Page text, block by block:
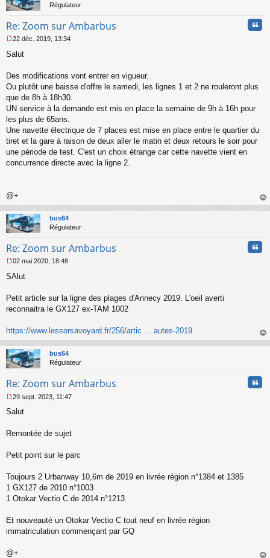
Régulateur
Re: Zoom sur Ambarbus
e
g
e
n
o
u
22 déc. 2019, 13:34
Salut
Des modifications vont entrer en vigueur.
Ou plutôt une baisse d'offre le samedi, les lignes 1 et 2 ne rouleront plus
que de 8h à 18h30.
UN service à la demande est mis en place la semaine de 9h à 16h pour
les plus de 65ans.
Une navette électrique de 7 places est mise en place entre le quartier du
tiret et la gare à raison de deux aller le matin et deux retours le soir pour
une période de test. C'est un choix étrange car cette navette vient en
concurrence directe avec la ligne 2.
@+
au
bus64
Régulateur
Re: Zoom sur Ambarbus
e
s
g
n
o
n
l
u
02 mai 2020, 18:48
SAlut
Petit article sur la ligne des plages d'Annecy 2019. L'oeil averti
reconnaitra le GX127 ex-TAM 1002
https://www.lessorsavoyard.fr/256/artic ... autes-2019
au
bus64
Régulateur
Re: Zoom sur Ambarbus
e
s
e
o
n
u
29 sept. 2023, 11:47
Salut
Remontée de sujet
Petit point sur le parc
Toujours 2 Urbanway 10,6m de 2019 en livrée région n°1384 et 1385
1 GX127 de 2010 n°1003
1 Otokar Vectio C de 2014 n°1213
Et nouveauté un Otokar Vectio C tout neuf en livrée région
immatriculation commençant par GQ
@+